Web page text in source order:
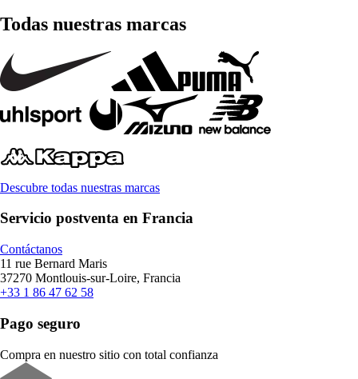
Todas nuestras marcas
Descubre todas nuestras marcas
Servicio postventa en Francia
Contáctanos
11 rue Bernard Maris
37270 Montlouis-sur-Loire, Francia
+33 1 86 47 62 58
Pago seguro
Compra en nuestro sitio con total confianza